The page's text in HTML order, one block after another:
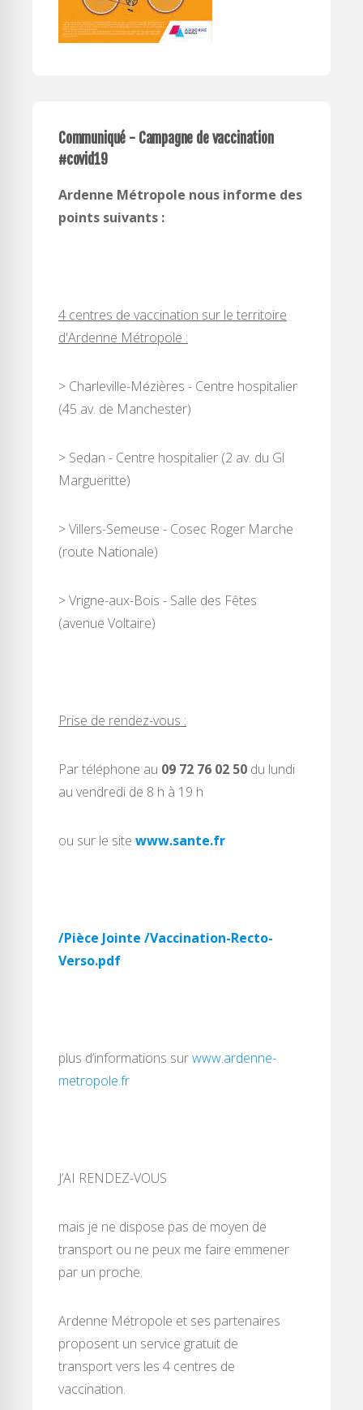
Communiqué - Campagne de vaccination
#covid19
Ardenne Métropole nous informe des
points suivants :
4 centres de vaccination sur le territoire
d'Ardenne Métropole :
> Charleville-Mézières - Centre hospitalier
(45 av. de Manchester)
> Sedan - Centre hospitalier (2 av. du Gl
Margueritte)
> Villers-Semeuse - Cosec Roger Marche
(route Nationale)
> Vrigne-aux-Bois - Salle des Fêtes
(avenue Voltaire)
Prise de rendez-vous :
Par téléphone au 09 72 76 02 50 du lundi
au vendredi de 8 h à 19 h
ou sur le site www.sante.fr
/Pièce Jointe /Vaccination-Recto-
Verso.pdf
plus d’informations surwww.ardenne-
metropole.fr
J’AI RENDEZ-VOUS
mais je ne dispose pas de moyen de
transport ou ne peux me faire emmener
par un proche.
Ardenne Métropole et ses partenaires
proposent un service gratuit de
transport vers les 4 centres de
vaccination.